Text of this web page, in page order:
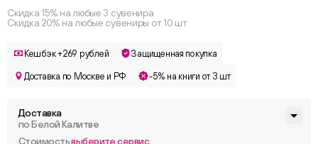
Скидка 15% на любые 3 сувенира
Скидка 20% на любые сувениры от 10 шт
Кешбэк +269 рублей Защищенная покупка
Доставка по Москве и РФ -5% на книги от 3 шт
Доставка
по Белой Калитве
Стоимостьвыберите сервис